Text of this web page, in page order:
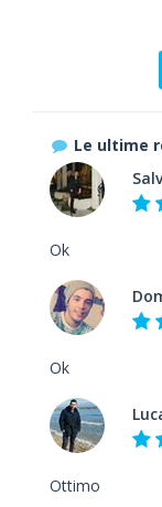
Le ultime
Ok
Ok
Ottimo